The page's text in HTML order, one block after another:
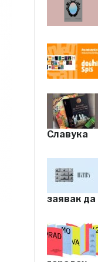
Славука
заявак да